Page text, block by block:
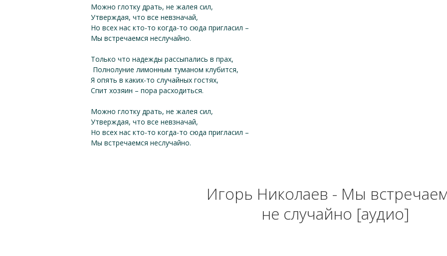
Можно глотку драть, не жалея сил,
Утверждая, что все невзначай,
Но всех нас кто-то когда-то сюда пригласил –
Мы встречаемся неслучайно.
Только что надежды рассыпались в прах,
Полнолуние лимонным туманом клубится,
Я опять в каких-то случайных гостях,
Спит хозяин – пора расходиться.
Можно глотку драть, не жалея сил,
Утверждая, что все невзначай,
Но всех нас кто-то когда-то сюда пригласил –
Мы встречаемся неслучайно.
Игорь Николаев - Мы
не случайно [аудио]